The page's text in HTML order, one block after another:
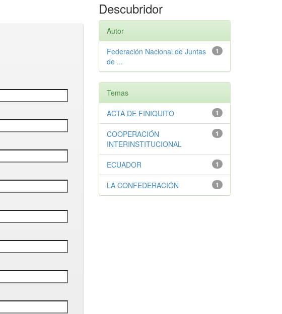
Descubridor
Autor
1
Federación Nacional de Juntas
de ...
Temas
1
ACTA DE FINIQUITO
1
COOPERACIÓN
INTERINSTITUCIONAL
1
ECUADOR
1
LA CONFEDERACIÓN